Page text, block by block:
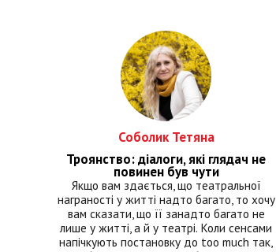
Соболик Тетяна
Троянство: діалоги, які глядач не
повинен був чути
Якщо вам здається, що театральної
награності у житті надто багато, то хочу
вам сказати, що її занадто багато не
лише у житті, а й у театрі. Коли сенсами
напічкують постановку до too much так,